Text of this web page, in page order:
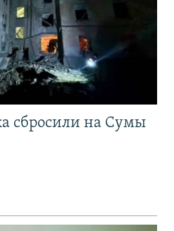
сбросили на Сумы